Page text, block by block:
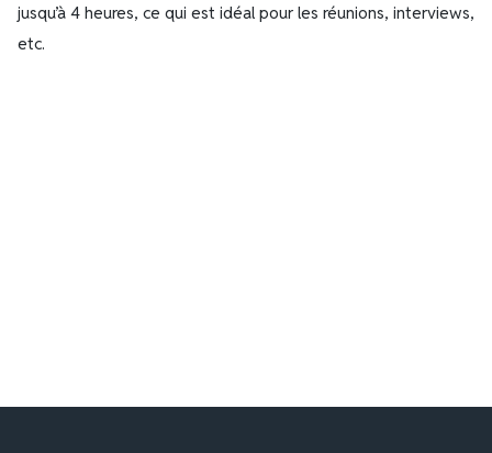
jusqu’à 4 heures, ce qui est idéal pour les réunions, interviews,
etc.